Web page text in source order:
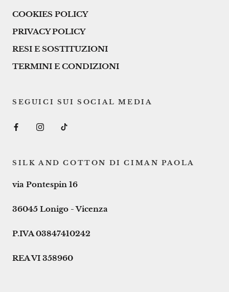
COOKIES POLICY
PRIVACY POLICY
RESI E SOSTITUZIONI
TERMINI E CONDIZIONI
SEGUICI SUI SOCIAL MEDIA
SILK AND COTTON DI CIMAN PAOLA
via Pontespin 16
36045 Lonigo - Vicenza
P.IVA 03847410242
REA VI 358960